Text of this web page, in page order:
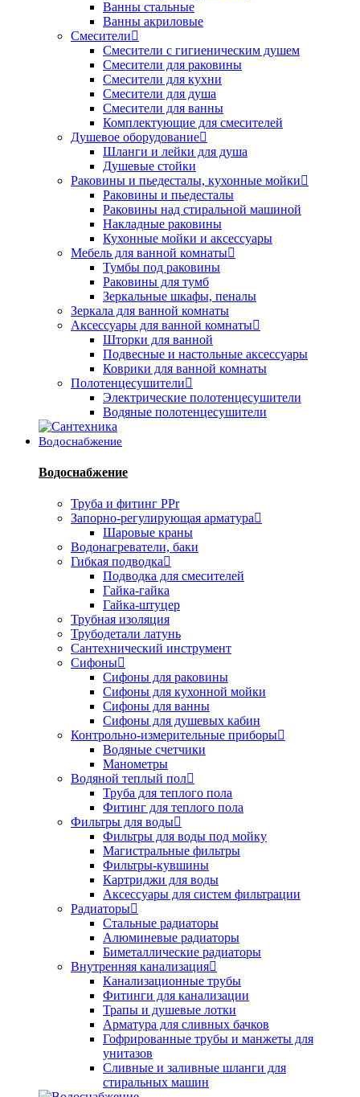
Ванны стальные
Ванны акриловые
Смесители
Смесители с гигиеническим душем
Смесители для раковины
Смесители для кухни
Смесители для душа
Смесители для ванны
Комплектующие для смесителей
Душевое оборудование
Шланги и лейки для душа
Душевые стойки
Раковины и пьедесталы, кухонные мойки
Раковины и пьедесталы
Раковины над стиральной машиной
Накладные раковины
Кухонные мойки и аксессуары
Мебель для ванной комнаты
Тумбы под раковины
Раковины для тумб
Зеркальные шкафы, пеналы
Зеркала для ванной комнаты
Аксессуары для ванной комнаты
Шторки для ванной
Подвесные и настольные аксессуары
Коврики для ванной комнаты
Полотенцесушители
Электрические полотенцесушители
Водяные полотенцесушители
Водоснабжение
Водоснабжение
Труба и фитинг PPr
Запорно-регулирующая арматура
Шаровые краны
Водонагреватели, баки
Гибкая подводка
Подводка для смесителей
Гайка-гайка
Гайка-штуцер
Трубная изоляция
Трубодетали латунь
Сантехнический инструмент
Сифоны
Сифоны для раковины
Сифоны для кухонной мойки
Сифоны для ванны
Сифоны для душевых кабин
Контрольно-измерительные приборы
Водяные счетчики
Манометры
Водяной теплый пол
Труба для теплого пола
Фитинг для теплого пола
Фильтры для воды
Фильтры для воды под мойку
Магистральные фильтры
Фильтры-кувшины
Картриджи для воды
Аксессуары для систем фильтрации
Радиаторы
Стальные радиаторы
Алюминевые радиаторы
Биметаллические радиаторы
Внутренняя канализация
Канализационные трубы
Фитинги для канализации
Трапы и душевые лотки
Арматура для сливных бачков
Гофрированные трубы и манжеты для
унитазов
Сливные и заливные шланги для
стиральных машин